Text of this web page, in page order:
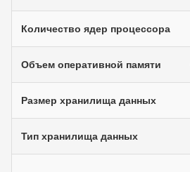
Количество ядер процессора
Объем оперативной памяти
Размер хранилища данных
Тип хранилища данных